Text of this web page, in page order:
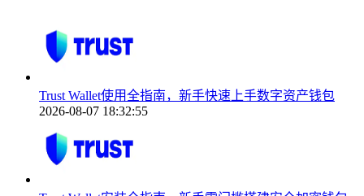
Trust Wallet使用全指南，新手快速上手数字资产钱包
2026-08-07 18:32:55